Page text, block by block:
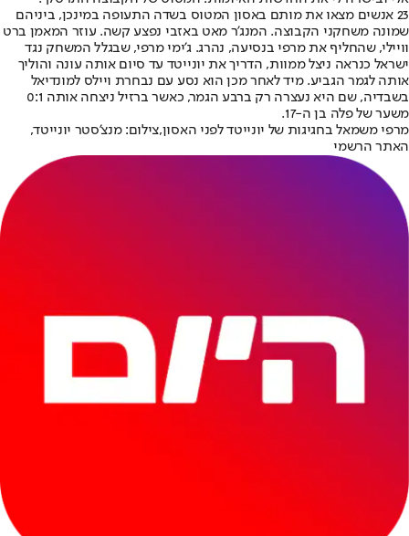
23 אנשים מצאו את מותם באסון המטוס בשדה התעופה במינכן, ביניהם
שמונה משחקני הקבוצה. המנג'ר מאט באזבי נפצע קשה. עוזר המאמן ברט
וויילי, שהחליף את מרפי בנסיעה, נהרג. ג'ימי מרפי, שבגלל המשחק נגד
ישראל כנראה ניצל ממוות, הדריך את יונייטד עד סיום אותה עונה והוליך
אותה לגמר הגביע. מיד לאחר מכן הוא נסע עם נבחרת ויילס למונדיאל
בשבדיה, שם היא נעצרה רק ברבע הגמר, כאשר ברזיל ניצחה אותה 0:1
משער של פלה בן ה-17.
מרפי משמאל בחגיגות של יונייטד לפני האסון,צילום: מנצ'סטר יונייטד,
האתר הרשמי